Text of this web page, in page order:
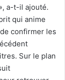
a-t-il ajouté.
qui anime
confirmer les
Sur le plan